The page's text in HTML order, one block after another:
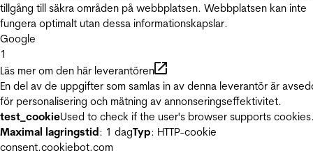
tillgång till säkra områden på webbplatsen. Webbplatsen kan inte
fungera optimalt utan dessa informationskapslar.
Google
1
Läs mer om den här leverantören
En del av de uppgifter som samlas in av denna leverantör är
för personalisering och mätning av annonseringseffektivitet.
test_cookieUsed to check if the user's browser supports
Maximal lagringstid: 1 dagTyp: HTTP-cookie
consent.cookiebot.com